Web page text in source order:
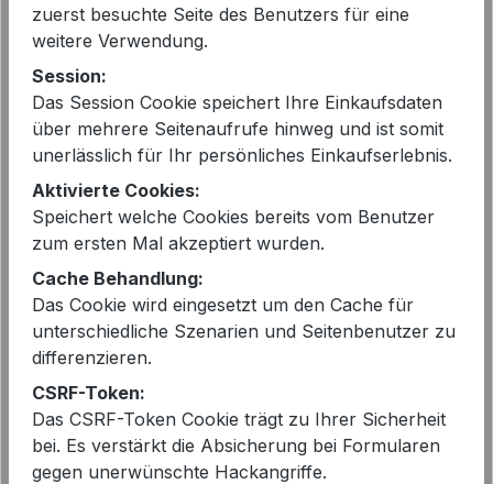
Produkt Anzahl: Gib den
EAN:
4028508343234
Artikelnummer:6316034200 Farah iris purple
Beschreibung
Modische, leicht verkürzte Hose von
Cambio aus superbequemen und
pfelgeleichten Technojersey. Die Hose
ist gerade geschnitte…
zuerst besuchte Seite des Benutzers für eine
weitere Verwendung.
Session:
Das Session Cookie speichert Ihre Einkaufsdaten
über mehrere Seitenaufrufe hinweg und ist somit
unerlässlich für Ihr persönliches Einkaufserlebnis.
Aktivierte Cookies:
Speichert welche Cookies bereits vom Benutzer
zum ersten Mal akzeptiert wurden.
Cache Behandlung:
Das Cookie wird eingesetzt um den Cache für
unterschiedliche Szenarien und Seitenbenutzer zu
differenzieren.
CSRF-Token:
Das CSRF-Token Cookie trägt zu Ihrer Sicherheit
bei. Es verstärkt die Absicherung bei Formularen
gegen unerwünschte Hackangriffe.